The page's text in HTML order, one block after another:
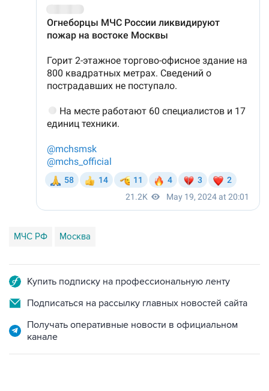
МЧС РФ Москва
Купить подписку на профессиональную ленту
Подписаться на рассылку главных новостей сайта
Получать оперативные новости в официальном
канале